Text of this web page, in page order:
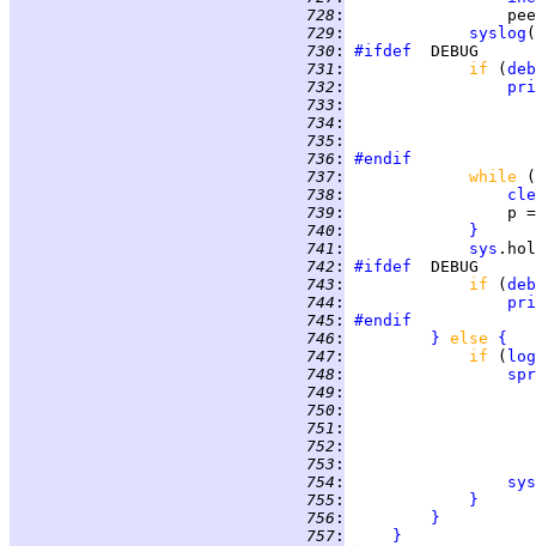
728 :
729 : syslog (
730 : #ifdef
731 : if (
732 :
733 :
734 :
735 :
736 :
#endif
737 : while
738 :
739 :
740 :
}
741 : sys
742 : #ifdef
743 : if (
744 :
745 :
#endif
746 : } else {
747 : if (
748 :
749 :
750 :
751 :
752 :
753 :
754 :
755 :
}
756 :
}
757 :
}